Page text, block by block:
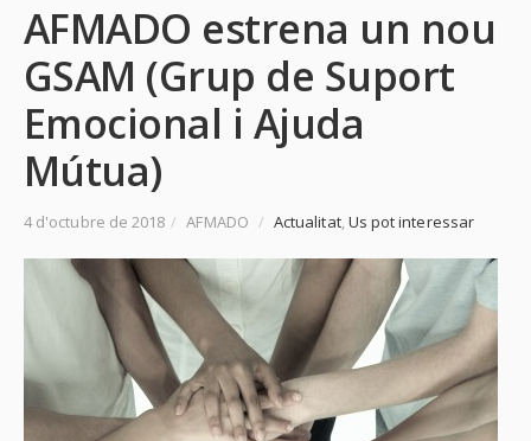
AFMADO estrena un nou
GSAM (Grup de Suport
Emocional i Ajuda
Mútua)
4 d'octubre de 2018 / AFMADO / Actualitat,Us pot interessar